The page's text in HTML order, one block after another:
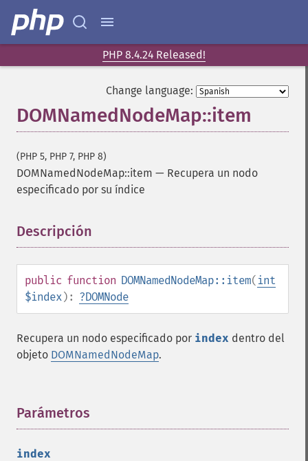
PHP 8.4.24 Released!
Change language:
DOMNamedNodeMap::item
(PHP 5, PHP 7, PHP 8)
DOMNamedNodeMap::item — Recupera un nodo
especificado por su índice
Descripción
public function DOMNamedNodeMap::item( int
$index): ?DOMNode
Recupera un nodo especificado por index dentro del
objeto DOMNamedNodeMap.
Parámetros
index